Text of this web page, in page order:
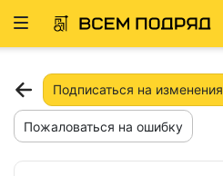
Развернуть
Подписаться на изменения
Пожаловаться на ошибку